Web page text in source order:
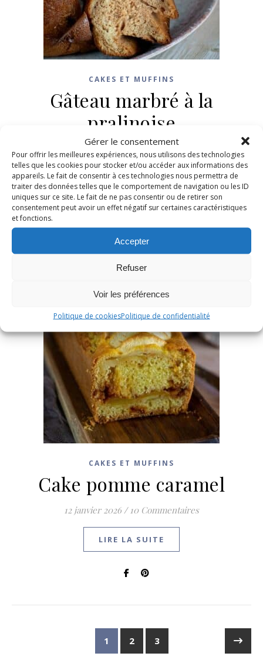
Gérer le consentement
Pour offrir les meilleures expériences, nous utilisons des technologies
telles que les cookies pour stocker et/ou accéder aux informations des
appareils. Le fait de consentir à ces technologies nous permettra de
traiter des données telles que le comportement de navigation ou les ID
uniques sur ce site. Le fait de ne pas consentir ou de retirer son
consentement peut avoir un effet négatif sur certaines caractéristiques
et fonctions.
Accepter
Refuser
Voir les préférences
Politique de cookiesPolitique de confidentialité
CAKES ET MUFFINS
Gâteau marbré à la
pralinoise
19 janvier 2026 / 4 Commentaires
LIRE LA SUITE
CAKES ET MUFFINS
Cake pomme caramel
12 janvier 2026 / 10 Commentaires
LIRE LA SUITE
1 2 3